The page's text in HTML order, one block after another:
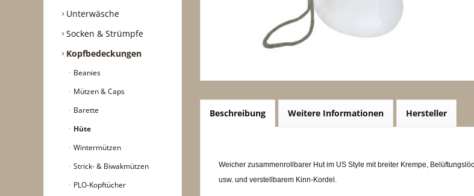
Unterwäsche
Socken & Strümpfe
Kopfbedeckungen
Beanies
Mützen & Caps
Barette
Hüte
Wintermützen
Strick- & Biwakmützen
PLO-Kopftücher
Beschreibung Weitere Informationen Hersteller
Weicher zusammenrollbarer Hut im US Style mit breiter Krempe,
usw. und verstellbarem Kinn-Kordel.